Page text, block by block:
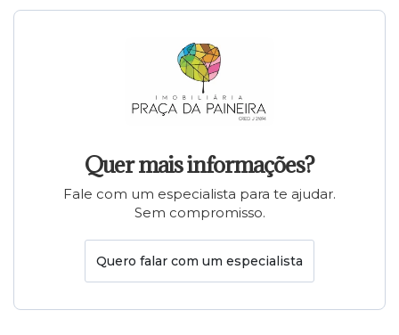
Quer mais informações?
Fale com um especialista para te ajudar.
Sem compromisso.
Quero falar com um especialista